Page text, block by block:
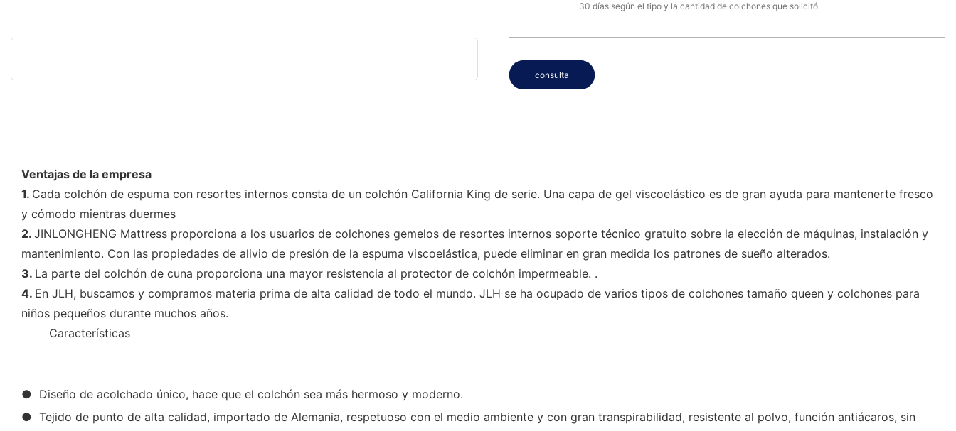
30 días según el tipo y la cantidad de colchones que solicitó.
consulta
Ventajas de la empresa
1. Cada colchón de espuma con resortes internos consta de un colchón California King de serie. Una capa de gel viscoelástico es de gran ayuda para mantenerte fresco
y cómodo mientras duermes
2. JINLONGHENG Mattress proporciona a los usuarios de colchones gemelos de resortes internos soporte técnico gratuito sobre la elección de máquinas, instalación y
mantenimiento. Con las propiedades de alivio de presión de la espuma viscoelástica, puede eliminar en gran medida los patrones de sueño alterados.
3. La parte del colchón de cuna proporciona una mayor resistencia al protector de colchón impermeable. .
4. En JLH, buscamos y compramos materia prima de alta calidad de todo el mundo. JLH se ha ocupado de varios tipos de colchones tamaño queen y colchones para
niños pequeños durante muchos años.
Características
● Diseño de acolchado único, hace que el colchón sea más hermoso y moderno.
● Tejido de punto de alta calidad, importado de Alemania, respetuoso con el medio ambiente y con gran transpirabilidad, resistente al polvo, función antiácaros, sin